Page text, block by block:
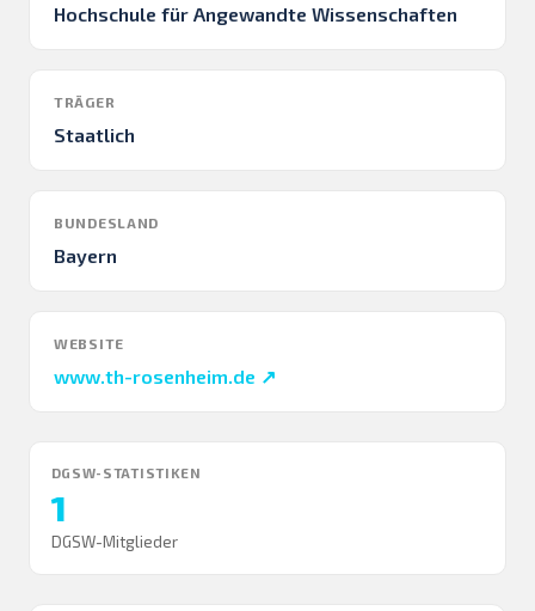
Hochschule für Angewandte Wissenschaften
TRÄGER
Staatlich
BUNDESLAND
Bayern
WEBSITE
www.th-rosenheim.de ↗
DGSW-STATISTIKEN
1
DGSW-Mitglieder